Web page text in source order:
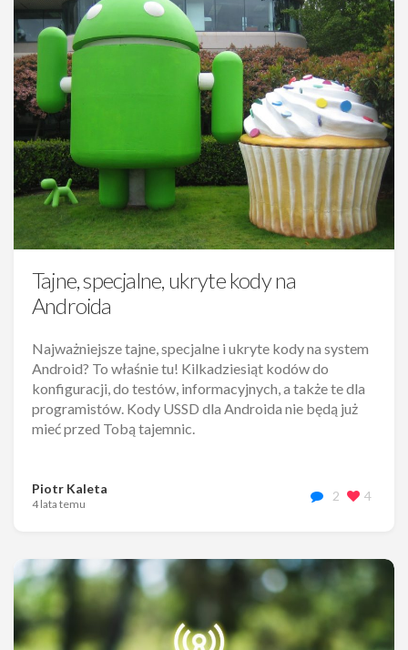
Tajne, specjalne, ukryte kody na
Androida
Najważniejsze tajne, specjalne i ukryte kody na system
Android? To właśnie tu! Kilkadziesiąt kodów do
konfiguracji, do testów, informacyjnych, a także te dla
programistów. Kody USSD dla Androida nie będą już
mieć przed Tobą tajemnic.
Piotr Kaleta
4 lata temu
2 4